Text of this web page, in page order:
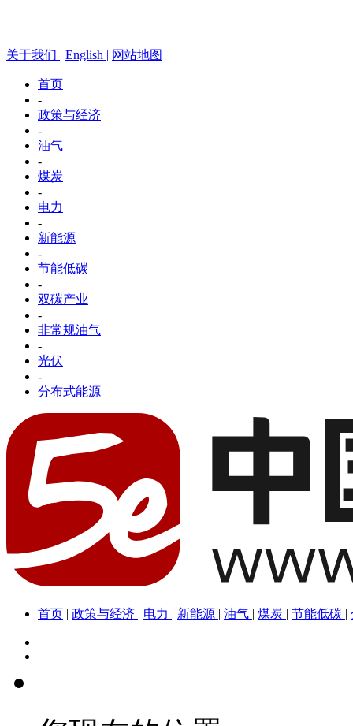
关于我们 | English | 网站地图
首页
-
政策与经济
-
油气
-
煤炭
-
电力
-
新能源
-
节能低碳
-
双碳产业
-
非常规油气
-
光伏
-
分布式能源
首页 | 政策与经济 | 电力 | 新能源 | 油气 | 煤炭 | 节能低碳 |